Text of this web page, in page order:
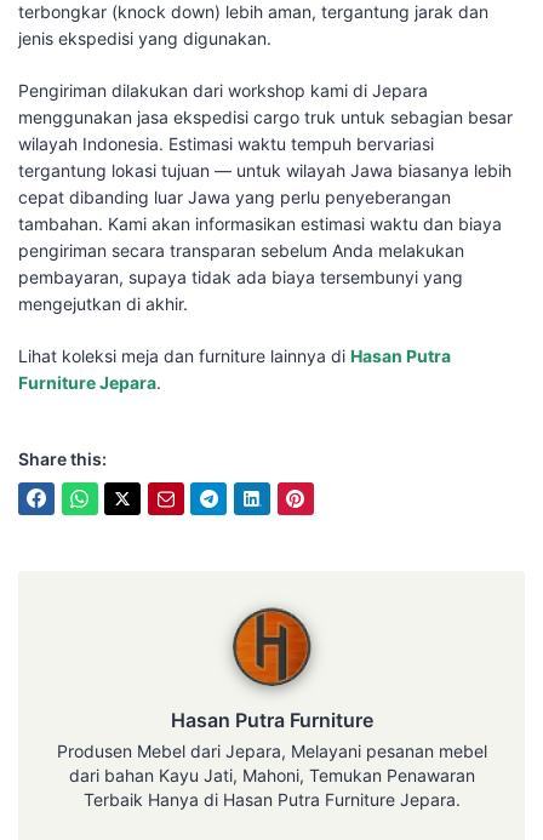
terbongkar (knock down) lebih aman, tergantung jarak dan
jenis ekspedisi yang digunakan.
Pengiriman dilakukan dari workshop kami di Jepara
menggunakan jasa ekspedisi cargo truk untuk sebagian besar
wilayah Indonesia. Estimasi waktu tempuh bervariasi
tergantung lokasi tujuan — untuk wilayah Jawa biasanya lebih
cepat dibanding luar Jawa yang perlu penyeberangan
tambahan. Kami akan informasikan estimasi waktu dan biaya
pengiriman secara transparan sebelum Anda melakukan
pembayaran, supaya tidak ada biaya tersembunyi yang
mengejutkan di akhir.
Lihat koleksi meja dan furniture lainnya di Hasan Putra
Furniture Jepara.
Share this:
Hasan Putra Furniture
Produsen Mebel dari Jepara, Melayani pesanan mebel
dari bahan Kayu Jati, Mahoni, Temukan Penawaran
Terbaik Hanya di Hasan Putra Furniture Jepara.